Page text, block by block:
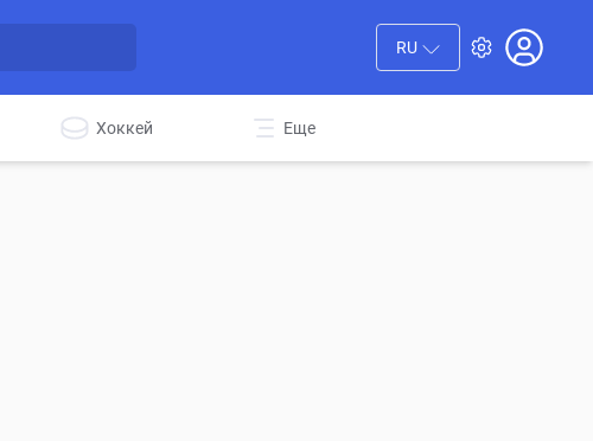
RU
Хоккей Еще